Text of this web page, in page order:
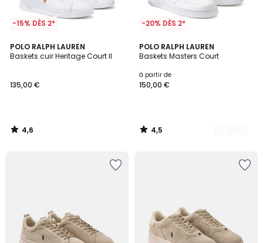
-15% DÈS 2*
POLO RALPH LAUREN
Baskets cuir Heritage Court II
135,00 €
4,6
/ 5
4,6
/
-20% DÈS 2*
POLO RALPH LAUREN
Baskets Masters Court
à partir de
150,00 €
4,5
/ 5
2
Couleurs
4,5
/